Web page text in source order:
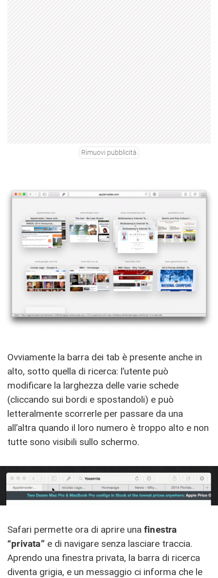
Rimuovi pubblicità
Ovviamente la barra dei tab è presente anche in
alto, sotto quella di ricerca: l’utente può
modificare la larghezza delle varie schede
(cliccando sui bordi e spostandoli) e può
letteralmente scorrerle per passare da una
all’altra quando il loro numero è troppo alto e non
tutte sono visibili sullo schermo.
Safari permette ora di aprire una finestra
“privata” e di navigare senza lasciare traccia.
Aprendo una finestra privata, la barra di ricerca
diventa grigia, e un messaggio ci informa che le